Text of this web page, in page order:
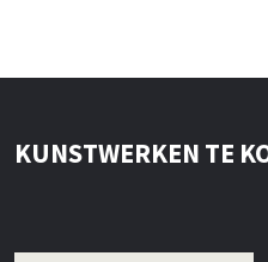
KUNSTWERKEN TE